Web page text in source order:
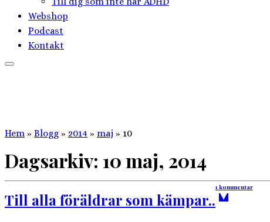
Webshop
Podcast
Kontakt
Hem » Blogg » 2014 » maj » 10
Dagsarkiv: 10 maj, 2014
Till alla föräldrar som kämpar..
1 kommentar